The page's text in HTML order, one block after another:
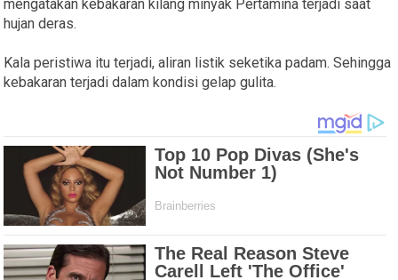
mengatakan kebakaran kilang minyak Pertamina terjadi saat
hujan deras.
Kala peristiwa itu terjadi, aliran listik seketika padam. Sehingga
kebakaran terjadi dalam kondisi gelap gulita.